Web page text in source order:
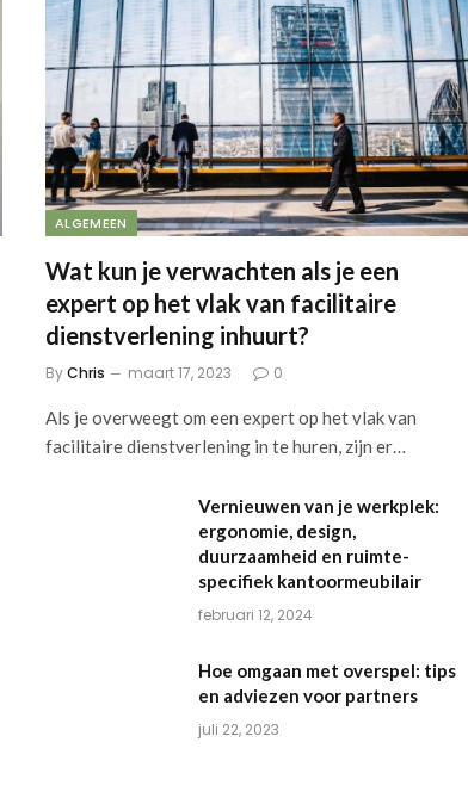
ALGEMEEN
Wat kun je verwachten als je een
expert op het vlak van facilitaire
dienstverlening inhuurt?
ByChris maart 17, 2023 0
Als je overweegt om een expert op het vlak van
facilitaire dienstverlening in te huren, zijn er…
Vernieuwen van je werkplek:
ergonomie, design,
duurzaamheid en ruimte-
specifiek kantoormeubilair
februari 12, 2024
Hoe omgaan met overspel: tips
en adviezen voor partners
juli 22, 2023